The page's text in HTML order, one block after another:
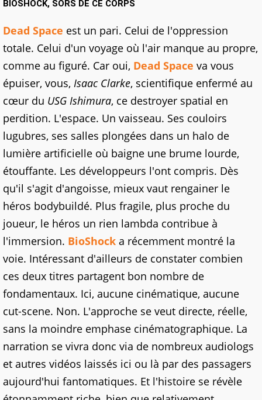
BIOSHOCK, SORS DE CE CORPS
Dead Space est un pari. Celui de l'oppression
totale. Celui d'un voyage où l'air manque au propre,
comme au figuré. Car oui, Dead Space va vous
épuiser, vous, Isaac Clarke, scientifique enfermé au
cœur du USG Ishimura, ce destroyer spatial en
perdition. L'espace. Un vaisseau. Ses couloirs
lugubres, ses salles plongées dans un halo de
lumière artificielle où baigne une brume lourde,
étouffante. Les développeurs l'ont compris. Dès
qu'il s'agit d'angoisse, mieux vaut rengainer le
héros bodybuildé. Plus fragile, plus proche du
joueur, le héros un rien lambda contribue à
l'immersion. BioShock a récemment montré la
voie. Intéressant d'ailleurs de constater combien
ces deux titres partagent bon nombre de
fondamentaux. Ici, aucune cinématique, aucune
cut-scene. Non. L'approche se veut directe, réelle,
sans la moindre emphase cinématographique. La
narration se vivra donc via de nombreux audiologs
et autres vidéos laissés ici ou là par des passagers
aujourd'hui fantomatiques. Et l'histoire se révèle